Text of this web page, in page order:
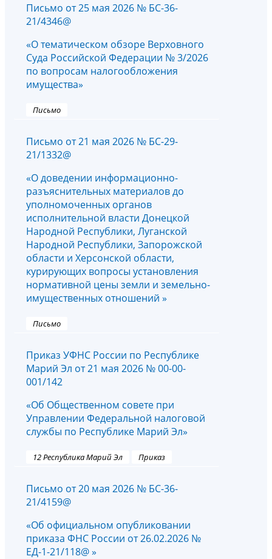
Письмо от 25 мая 2026 № БС-36-
21/4346@
«О тематическом обзоре Верховного
Суда Российской Федерации № 3/2026
по вопросам налогообложения
имущества»
Письмо
Письмо от 21 мая 2026 № БС-29-
21/1332@
«О доведении информационно-
разъяснительных материалов до
уполномоченных органов
исполнительной власти Донецкой
Народной Республики, Луганской
Народной Республики, Запорожской
области и Херсонской области,
курирующих вопросы установления
нормативной цены земли и земельно-
имущественных отношений »
Письмо
Приказ УФНС России по Республике
Марий Эл от 21 мая 2026 № 00-00-
001/142
«Об Общественном совете при
Управлении Федеральной налоговой
службы по Республике Марий Эл»
12 Республика Марий Эл Приказ
Письмо от 20 мая 2026 № БС-36-
21/4159@
«Об официальном опубликовании
приказа ФНС России от 26.02.2026 №
ЕД-1-21/118@ »